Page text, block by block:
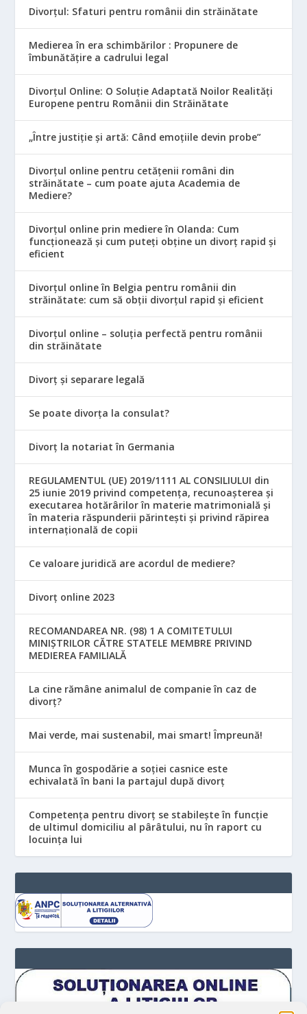
Divorțul: Sfaturi pentru românii din străinătate
Medierea în era schimbărilor : Propunere de
îmbunătățire a cadrului legal
Divorțul Online: O Soluție Adaptată Noilor Realități
Europene pentru Românii din Străinătate
„Între justiție și artă: Când emoțiile devin probe”
Divorțul online pentru cetățenii români din
străinătate – cum poate ajuta Academia de
Mediere?
Divorțul online prin mediere în Olanda: Cum
funcționează și cum puteți obține un divorț rapid și
eficient
Divorțul online în Belgia pentru românii din
străinătate: cum să obții divorțul rapid și eficient
Divorțul online – soluția perfectă pentru românii
din străinătate
Divorț și separare legală
Se poate divorța la consulat?
Divorț la notariat în Germania
REGULAMENTUL (UE) 2019/1111 AL CONSILIULUI din
25 iunie 2019 privind competența, recunoașterea și
executarea hotărârilor în materie matrimonială și
în materia răspunderii părintești și privind răpirea
internațională de copii
Ce valoare juridică are acordul de mediere?
Divorț online 2023
RECOMANDAREA NR. (98) 1 A COMITETULUI
MINIŞTRILOR CĂTRE STATELE MEMBRE PRIVIND
MEDIEREA FAMILIALĂ
La cine rămâne animalul de companie în caz de
divorț?
Mai verde, mai sustenabil, mai smart! Împreună!
Munca în gospodărie a soției casnice este
echivalată în bani la partajul după divorț
Competența pentru divorț se stabilește în funcție
de ultimul domiciliu al pârâtului, nu în raport cu
locuinţa lui